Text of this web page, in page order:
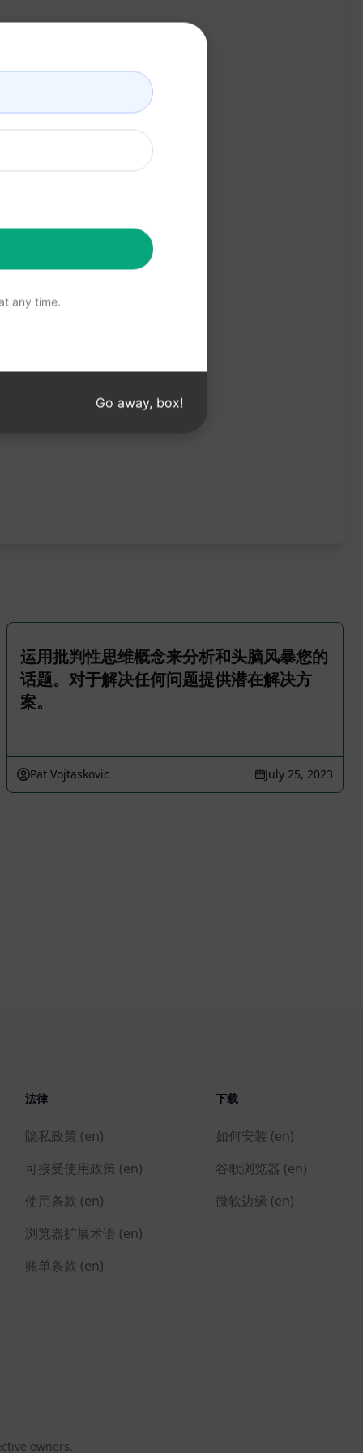
运用批判性思维概念来分析和头脑风暴您的
话题。对于解决任何问题提供潜在解决方
案。
Pat Vojtaskovic July 25, 2023
法律
隐私政策 (en)
可接受使用政策 (en)
使用条款 (en)
浏览器扩展术语 (en)
账单条款 (en)
下载
如何安装 (en)
谷歌浏览器 (en)
微软边缘 (en)
owners.
any time.
Go away, box!